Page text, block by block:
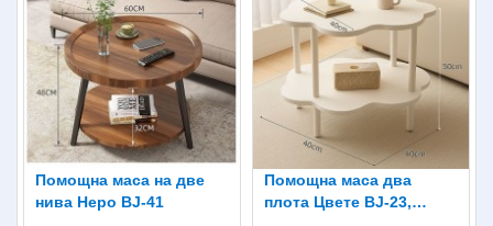
Помощна маса на две
нива Неро BJ-41
Помощна маса два
плота Цвете BJ-23,